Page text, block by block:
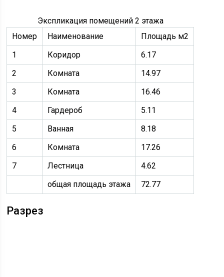
Экспликация помещений 2 этажа
Номер
Наименование
Площадь м2
1
Коридор
6.17
2
Комната
14.97
3
Комната
16.46
4
Гардероб
5.11
5
Ванная
8.18
6
Комната
17.26
7
Лестница
4.62
общая площадь этажа
72.77
Разрез